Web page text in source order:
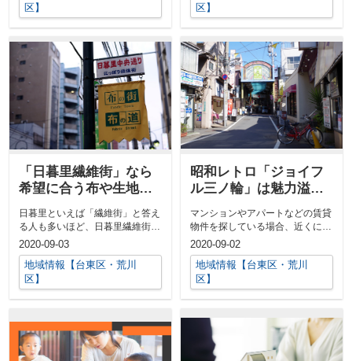
区】
区】
「日暮里繊維街」なら
希望に合う布や生地が
日暮里といえば「繊維街」と答え
る人も多いほど、日暮里繊維街に
は色々な種類の生地や布を販売し
ている問屋...
2020-09-03
地域情報【台東区・荒川
区】
昭和レトロ「ジョイフ
ル三ノ輪」は魅力溢れ
マンションやアパートなどの賃貸
物件を探している場合、近くに商
店街がある所が良いと思っている
方もいるの...
2020-09-02
地域情報【台東区・荒川
区】